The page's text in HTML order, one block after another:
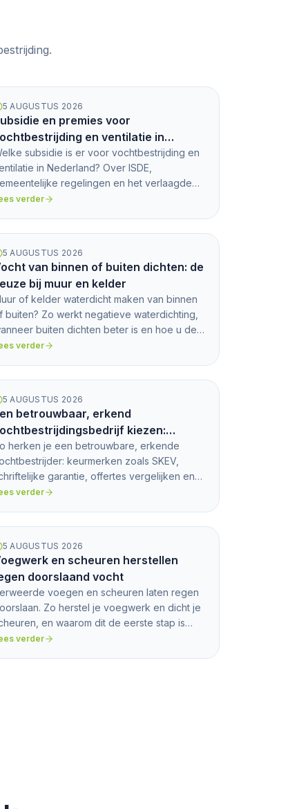
5 AUGUSTUS 2026
en premies voor
en ventilatie in
ISDE, gemeente en btw
subsidie is er voor vochtbestrijding en
in Nederland? Over ISDE,
regelingen en het verlaagde
tarief. Praktisch overzicht.
verder
5 AUGUSTUS 2026
van binnen of buiten dichten: de
bij muur en kelder
of kelder waterdicht maken van binnen
buiten? Zo werkt negatieve waterdichting,
buiten dichten beter is en hoe u de
keuze maakt.
verder
5 AUGUSTUS 2026
betrouwbaar, erkend
kiezen:
garantie en waar op te
herken je een betrouwbare, erkende
keurmerken zoals SKEV,
garantie, offertes vergelijken en
tegen oplichting.
verder
5 AUGUSTUS 2026
en scheuren herstellen
doorslaand vocht
voegen en scheuren laten regen
Zo herstel je voegwerk en dicht je
en waarom dit de eerste stap is
impregneren.
verder